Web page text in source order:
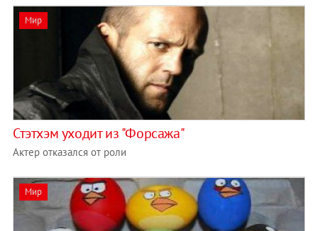
Мир
Стэтхэм уходит из "Форсажа"
Актер отказался от роли
Мир